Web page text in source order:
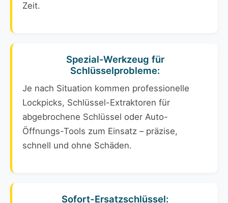
Zeit.
Spezial-Werkzeug für
Schlüsselprobleme:
Je nach Situation kommen professionelle
Lockpicks, Schlüssel-Extraktoren für
abgebrochene Schlüssel oder Auto-
Öffnungs-Tools zum Einsatz – präzise,
schnell und ohne Schäden.
Sofort-Ersatzschlüssel: